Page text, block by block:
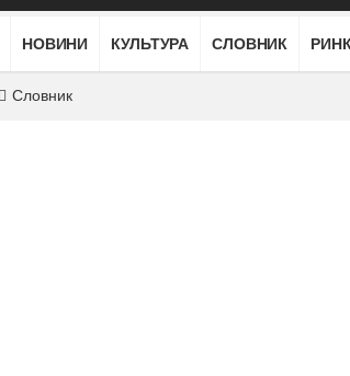
НОВИНИ КУЛЬТУРА СЛОВНИК
Словник